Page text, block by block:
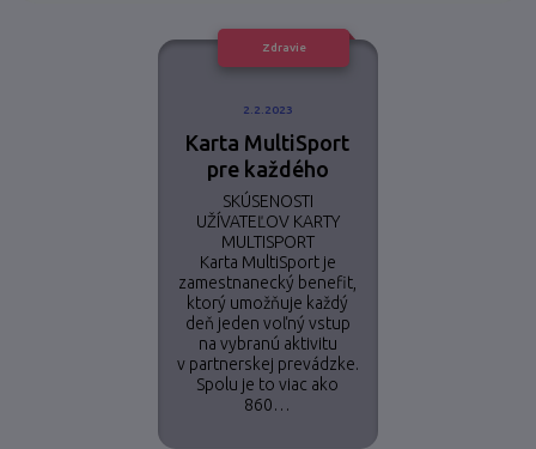
2.2.2023
Karta MultiSport
pre každého
SKÚSENOSTI
UŽÍVATEĽOV KARTY
MULTISPORT
Karta MultiSport je
zamestnanecký benefit,
ktorý umožňuje každý
deň jeden voľný vstup
na vybranú aktivitu
v partnerskej prevádzke.
Spolu je to viac ako
860…
Zdravie